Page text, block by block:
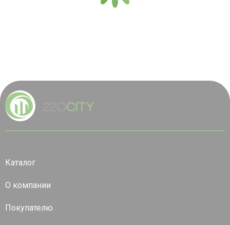
Каталог
О компании
Покупателю